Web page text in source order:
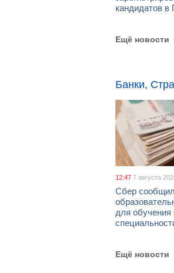
кандидатов в
Ещё новости
Банки,
12:47 7 августа
Сбер
для
Ещё новости